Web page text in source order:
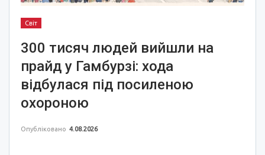
Світ
300 тисяч людей вийшли на
прайд у Гамбурзі: хода
відбулася під посиленою
охороною
Опубліковано 4.08.2026